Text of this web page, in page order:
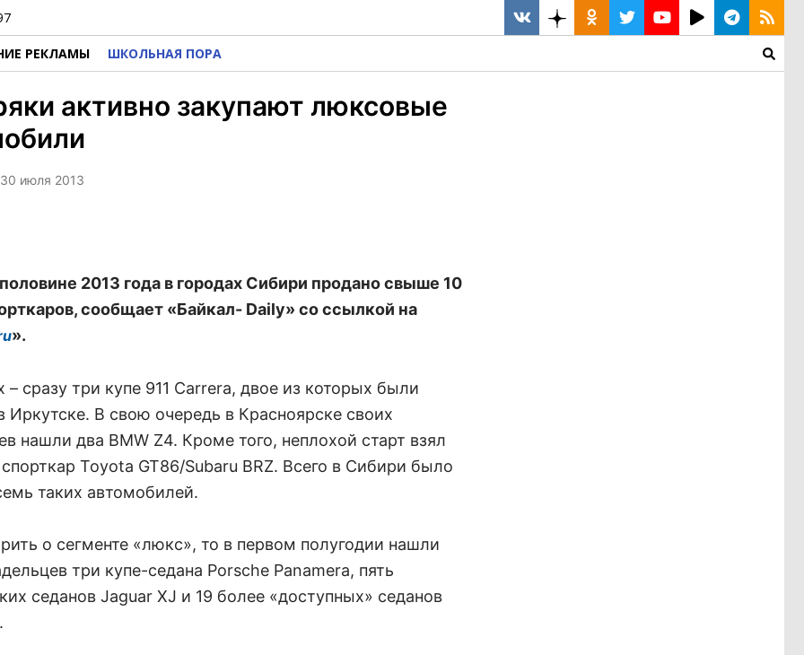
РЕКЛАМЫ ШКОЛЬНАЯ ПОРА
активно закупают люксовые
июля 2013
2013 года в городах Сибири продано свыше 10
сообщает «Байкал- Daily» со ссылкой на
».
– сразу три купе 911 Carrera, двое из которых были
Иркутске. В свою очередь в Красноярске своих
нашли два BMW Z4. Кроме того, неплохой старт взял
Toyota GT86/Subaru BRZ. Всего в Сибири было
таких автомобилей.
о сегменте «люкс», то в первом полугодии нашли
три купе-седана Porsche Panamera, пять
седанов Jaguar XJ и 19 более «доступных» седанов